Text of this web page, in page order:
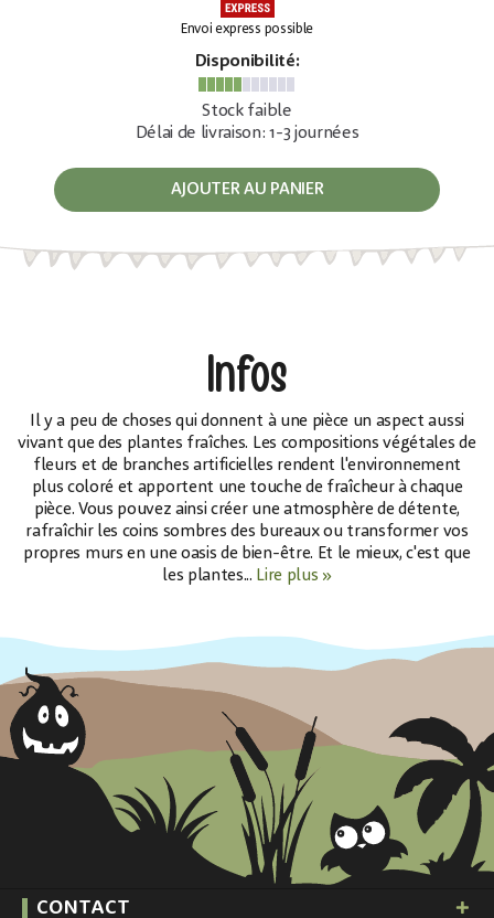
Envoi express possible
Disponibilité:
Stock faible
Délai de livraison: 1-3 journées
AJOUTER AU PANIER
Infos
Il y a peu de choses qui donnent à une pièce un aspect aussi
vivant que des plantes fraîches. Les compositions végétales de
fleurs et de branches artificielles rendent l'environnement
plus coloré et apportent une touche de fraîcheur à chaque
pièce. Vous pouvez ainsi créer une atmosphère de détente,
rafraîchir les coins sombres des bureaux ou transformer vos
propres murs en une oasis de bien-être. Et le mieux, c'est que
les plantes... Lire plus »
CONTACT